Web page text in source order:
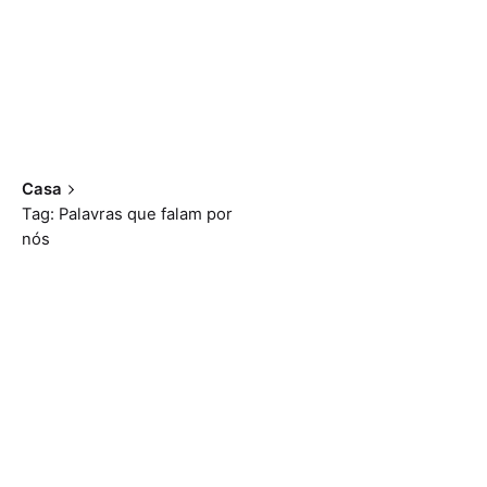
Casa
Tag: Palavras que falam por
nós